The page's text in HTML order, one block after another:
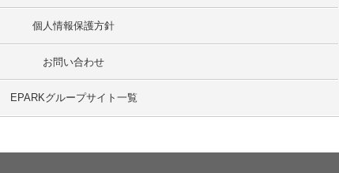
個人情報保護方針
お問い合わせ
EPARKグループサイト一覧